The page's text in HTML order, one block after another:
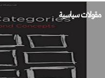
مقولات سياسية